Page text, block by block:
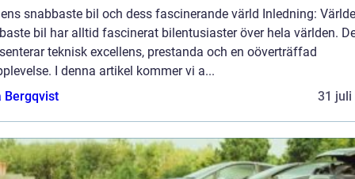
snabbaste bil och dess fascinerande värld Inledning:
bil har alltid fascinerat bilentusiaster över hela världen.
teknisk excellens, prestanda och en oöverträffad
I denna artikel kommer vi a...
Bergqvist
31 juli